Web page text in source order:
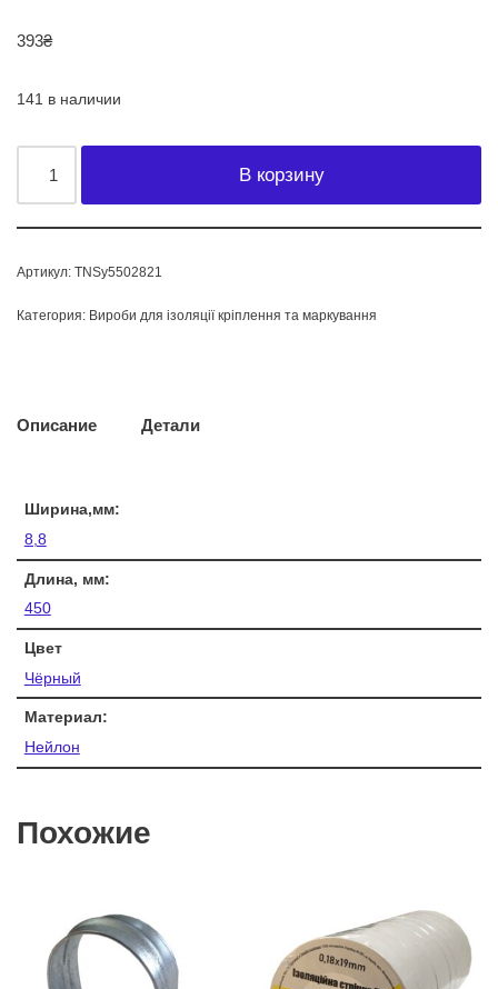
393₴
141 в наличии
В корзину
Артикул: TNSy5502821
Категория: Вироби для ізоляції кріплення та маркування
Описание Детали
Ширина,мм:
8,8
Длина, мм:
450
Цвет
Чёрный
Материал:
Нейлон
Похожие